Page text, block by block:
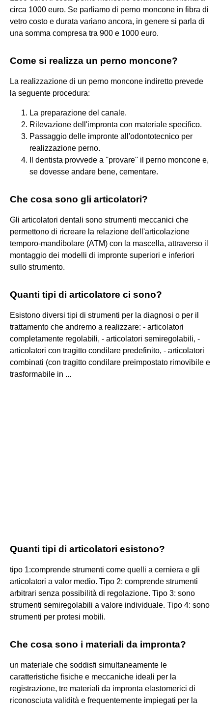
circa 1000 euro. Se parliamo di perno moncone in fibra di
vetro costo e durata variano ancora, in genere si parla di
una somma compresa tra 900 e 1000 euro.
Come si realizza un perno moncone?
La realizzazione di un perno moncone indiretto prevede
la seguente procedura:
La preparazione del canale.
Rilevazione dell'impronta con materiale specifico.
Passaggio delle impronte all'odontotecnico per
realizzazione perno.
Il dentista provvede a ''provare'' il perno moncone e,
se dovesse andare bene, cementare.
Che cosa sono gli articolatori?
Gli articolatori dentali sono strumenti meccanici che
permettono di ricreare la relazione dell'articolazione
temporo-mandibolare (ATM) con la mascella, attraverso il
montaggio dei modelli di impronte superiori e inferiori
sullo strumento.
Quanti tipi di articolatore ci sono?
Esistono diversi tipi di strumenti per la diagnosi o per il
trattamento che andremo a realizzare: - articolatori
completamente regolabili, - articolatori semiregolabili, -
articolatori con tragitto condilare predefinito, - articolatori
combinati (con tragitto condilare preimpostato rimovibile e
trasformabile in ...
Quanti tipi di articolatori esistono?
tipo 1:comprende strumenti come quelli a cerniera e gli
articolatori a valor medio. Tipo 2: comprende strumenti
arbitrari senza possibilità di regolazione. Tipo 3: sono
strumenti semiregolabili a valore individuale. Tipo 4: sono
strumenti per protesi mobili.
Che cosa sono i materiali da impronta?
un materiale che soddisfi simultaneamente le
caratteristiche fisiche e meccaniche ideali per la
registrazione, tre materiali da impronta elastomerici di
riconosciuta validità e frequentemente impiegati per la